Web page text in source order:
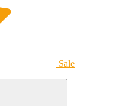
Sale